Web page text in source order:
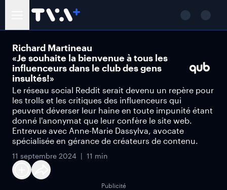
Richard Martineau
«Je souhaite la bienvenue à tous les
influenceurs dans le club des gens
insultés!»
Le réseau social Reddit serait devenu un repère pour
les trolls et les critiques des influenceurs qui
peuvent déverser leur haine en toute impunité étant
donné l'anonymat que leur confère le site web.
Entrevue avec Anne-Marie Dassylva, avocate
spécialisée en gérance de créateurs de contenu.
11 septembre 2024 11 min
Publicité